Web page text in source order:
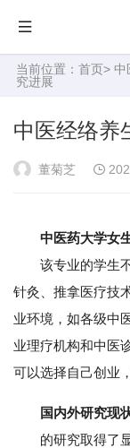
当前位置： 首页> 中
究进展
中医经络养
董菊芝
中医药大学女
该专业的学生不
针灸、推拿医疗技
业环境，如各级中
业理疗机构和中医
可以选择自己创业
国内外研究现
的研究取得了显